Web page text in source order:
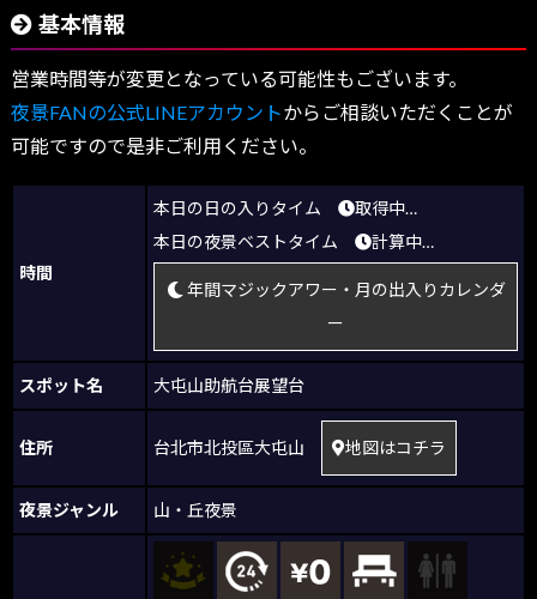
基本情報
営業時間等が変更となっている可能性もございます。
夜景FANの公式LINEアカウントからご相談いただくことが
可能ですので是非ご利用ください。
時間
本日の日の入りタイム
取得中…
本日の夜景ベストタイム
計算中…
年間マジックアワー・月の出入りカレンダ
ー
スポット名 大屯山助航台展望台
住所 台北市北投區大屯山 地図はコチラ
夜景ジャンル 山・丘夜景